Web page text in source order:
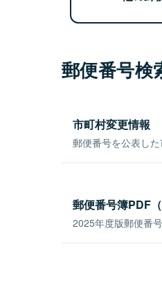
郵便番号検
市町村変更情報
郵便番号を公表し
郵便番号簿PDF
2025年度版郵便番